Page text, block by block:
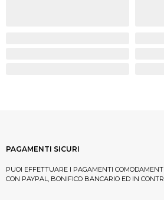
PAGAMENTI SICURI
PUOI EFFETTUARE I PAGAMENTI
CON PAYPAL, BONIFICO BANCARIO ED IN